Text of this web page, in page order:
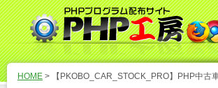
HOME > 【PKOBO_CAR_STOCK_PRO】PHP中古